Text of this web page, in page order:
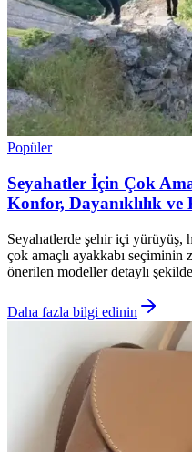
Popüler
Seyahatler İçin Çok
Konfor, Dayanıklılık
Seyahatlerde şehir içi yürüyüş,
çok amaçlı ayakkabı seçiminin
önerilen modeller detaylı şekilde
Daha fazla bilgi edinin